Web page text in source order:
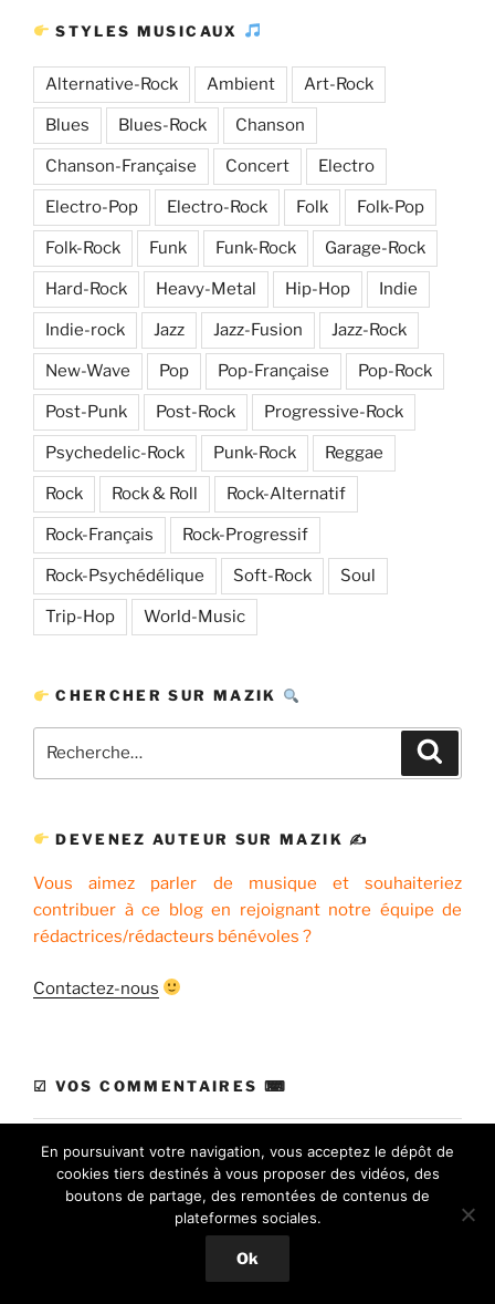
STYLES MUSICAUX
Alternative-Rock Ambient Art-Rock
Blues Blues-Rock Chanson
Chanson-Française Concert Electro
Electro-Pop Electro-Rock Folk Folk-Pop
Folk-Rock Funk Funk-Rock Garage-Rock
Hard-Rock Heavy-Metal Hip-Hop Indie
Indie-rock Jazz Jazz-Fusion Jazz-Rock
New-Wave Pop Pop-Française Pop-Rock
Post-Punk Post-Rock Progressive-Rock
Psychedelic-Rock Punk-Rock Reggae
Rock Rock & Roll Rock-Alternatif
Rock-Français Rock-Progressif
Rock-Psychédélique Soft-Rock Soul
Trip-Hop World-Music
CHERCHER SUR MAZIK
pour
DEVENEZ AUTEUR SUR MAZIK ✍
Vous aimez parler de musique et souhaiteriez
contribuer à ce blog en rejoignant notre équipe de
rédactrices/rédacteurs bénévoles ?
Contactez-nous
☑ VOS COMMENTAIRES ⌨
BrakadansGüs Weg Watergang
Tryphon
En poursuivant votre navigation, vous acceptez le dépôt de
cookies tiers destinés à vous proposer des vidéos, des
boutons de partage, des remontées de contenus de
plateformes sociales.
Ok